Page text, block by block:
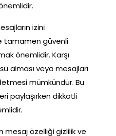
izini
tamamen güvenli
önemlidir. Karşı
alması veya mesajları
mümkündür. Bu
paylaşırken dikkatli
mesaj özelliği gizlilik ve